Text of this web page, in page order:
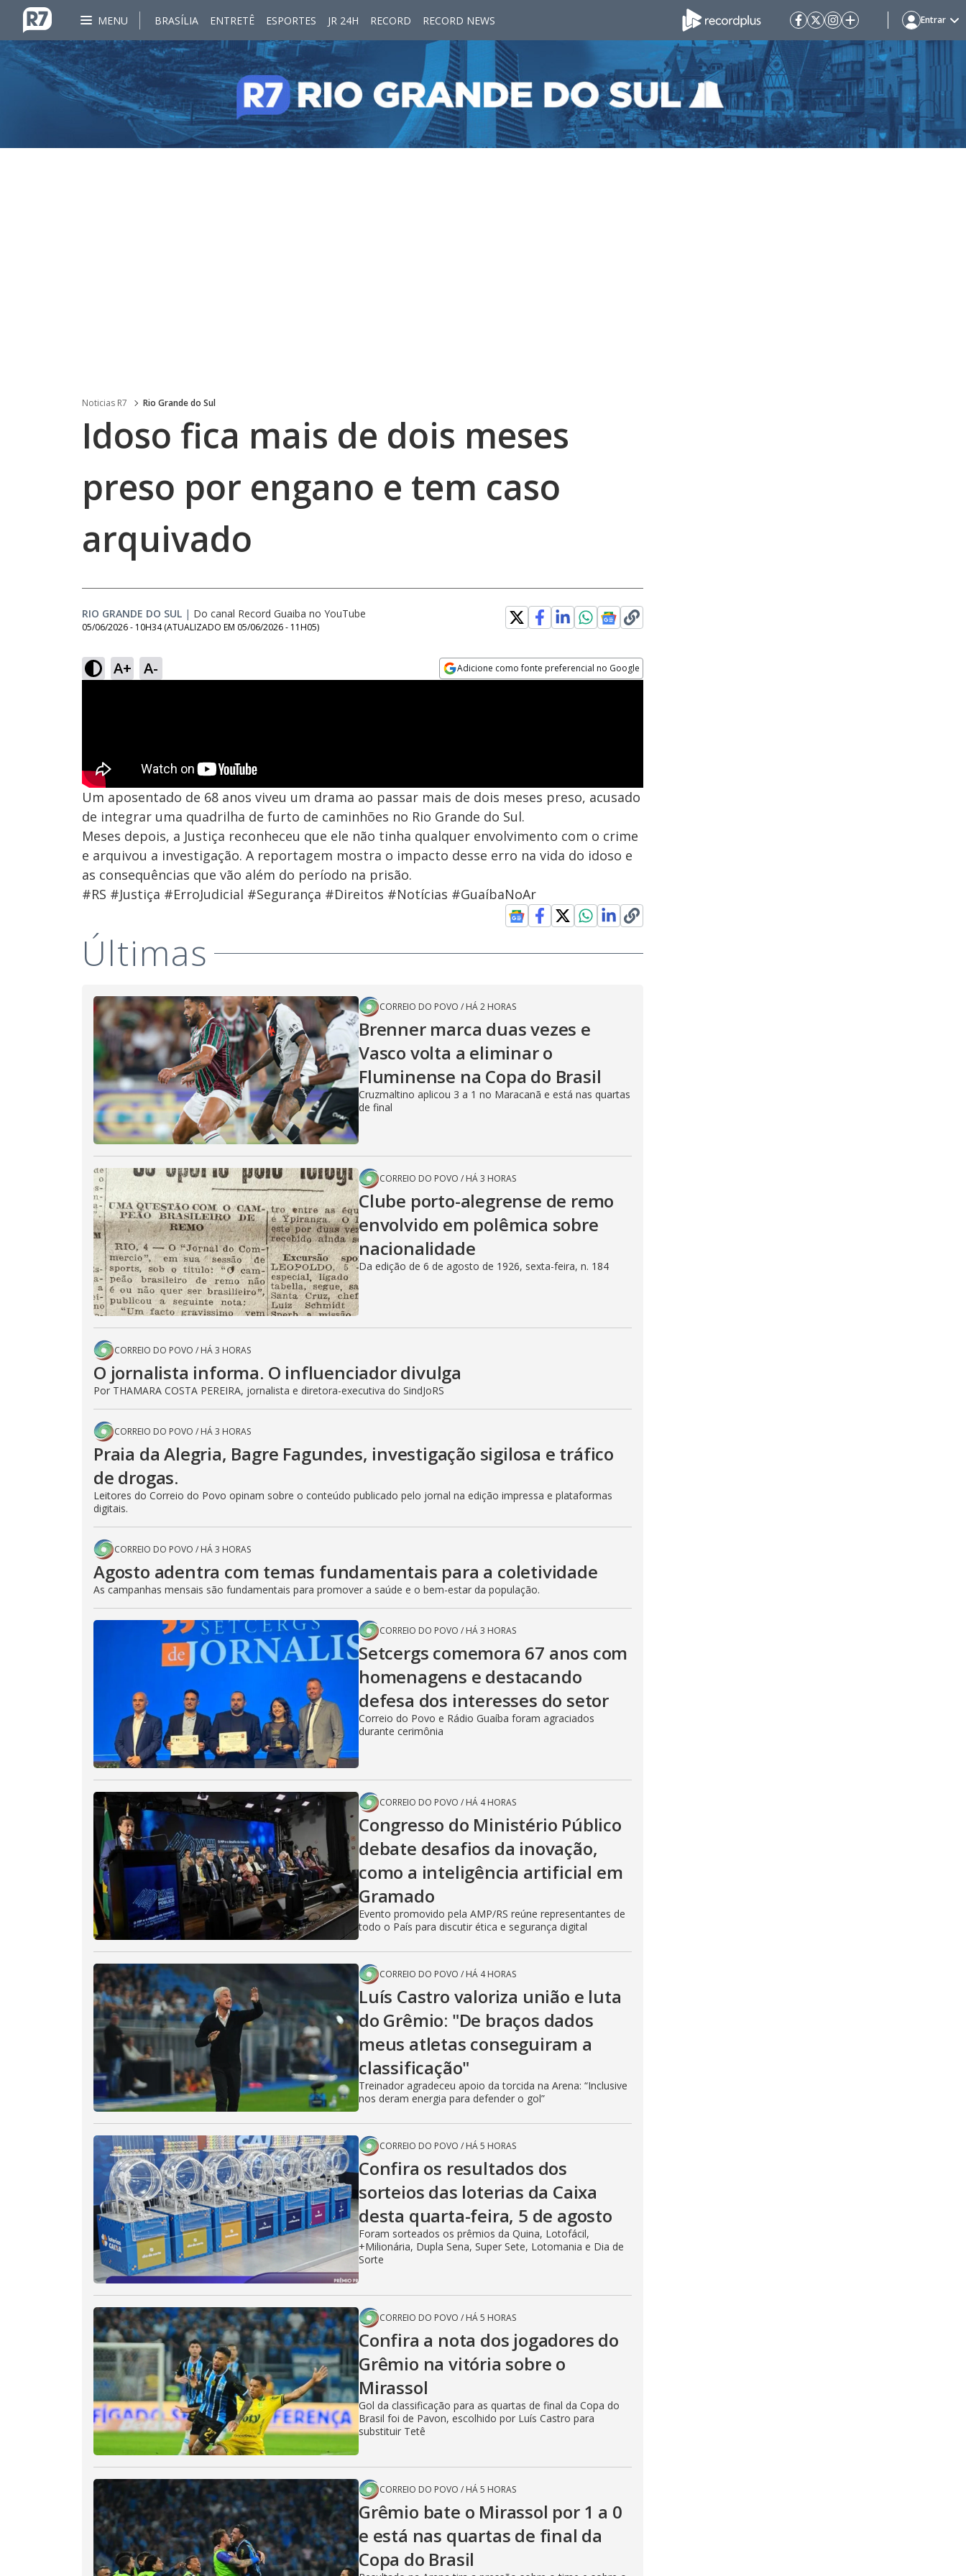
MENU BRASÍLIA ENTRETÊ ESPORTES JR 24H RECORD RECORD NEWS Entrar
Noticias R7 Rio Grande do Sul
Idoso fica mais de dois meses
preso por engano e tem caso
arquivado
RIO GRANDE DO SUL | Do canal Record Guaiba no YouTube
05/06/2026 - 10H34 (ATUALIZADO EM 05/06/2026 - 11H05)
A+ A- Adicione como fonte preferencial no Google
Um aposentado de 68 anos viveu um drama ao passar mais de dois meses preso, acusado
de integrar uma quadrilha de furto de caminhões no Rio Grande do Sul.
Meses depois, a Justiça reconheceu que ele não tinha qualquer envolvimento com o crime
e arquivou a investigação. A reportagem mostra o impacto desse erro na vida do idoso e
as consequências que vão além do período na prisão.
#RS #Justiça #ErroJudicial #Segurança #Direitos #Notícias #GuaíbaNoAr
Últimas
CORREIO DO POVO / HÁ 2 HORAS
Brenner marca duas vezes e
Vasco volta a eliminar o
Fluminense na Copa do Brasil
Cruzmaltino aplicou 3 a 1 no Maracanã e está nas quartas
de final
CORREIO DO POVO / HÁ 3 HORAS
Clube porto-alegrense de remo
envolvido em polêmica sobre
nacionalidade
Da edição de 6 de agosto de 1926, sexta-feira, n. 184
CORREIO DO POVO / HÁ 3 HORAS
O jornalista informa. O influenciador divulga
Por THAMARA COSTA PEREIRA, jornalista e diretora-executiva do SindJoRS
CORREIO DO POVO / HÁ 3 HORAS
Praia da Alegria, Bagre Fagundes, investigação sigilosa e tráfico
de drogas.
Leitores do Correio do Povo opinam sobre o conteúdo publicado pelo jornal na edição impressa e plataformas
digitais.
CORREIO DO POVO / HÁ 3 HORAS
Agosto adentra com temas fundamentais para a coletividade
As campanhas mensais são fundamentais para promover a saúde e o bem-estar da população.
CORREIO DO POVO / HÁ 3 HORAS
Setcergs comemora 67 anos com
homenagens e destacando
defesa dos interesses do setor
Correio do Povo e Rádio Guaíba foram agraciados
durante cerimônia
CORREIO DO POVO / HÁ 4 HORAS
Congresso do Ministério Público
debate desafios da inovação,
como a inteligência artificial em
Gramado
Evento promovido pela AMP/RS reúne representantes de
todo o País para discutir ética e segurança digital
CORREIO DO POVO / HÁ 4 HORAS
Luís Castro valoriza união e luta
do Grêmio: "De braços dados
meus atletas conseguiram a
classificação"
Treinador agradeceu apoio da torcida na Arena: “Inclusive
nos deram energia para defender o gol”
CORREIO DO POVO / HÁ 5 HORAS
Confira os resultados dos
sorteios das loterias da Caixa
desta quarta-feira, 5 de agosto
Foram sorteados os prêmios da Quina, Lotofácil,
+Milionária, Dupla Sena, Super Sete, Lotomania e Dia de
Sorte
CORREIO DO POVO / HÁ 5 HORAS
Confira a nota dos jogadores do
Grêmio na vitória sobre o
Mirassol
Gol da classificação para as quartas de final da Copa do
Brasil foi de Pavon, escolhido por Luís Castro para
substituir Tetê
CORREIO DO POVO / HÁ 5 HORAS
Grêmio bate o Mirassol por 1 a 0
e está nas quartas de final da
Copa do Brasil